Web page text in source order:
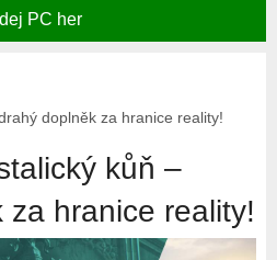
PC her
doplněk za hranice reality!
kůň –
za hranice reality!